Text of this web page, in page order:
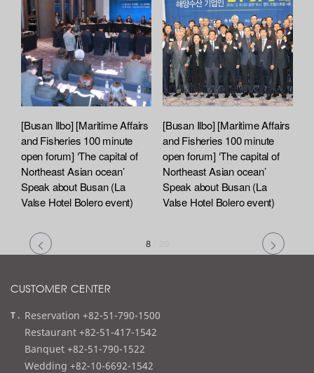
[Busan Ilbo] [Maritime Affairs
and Fisheries 100 minute
open forum] ‘The capital of
Northeast Asian ocean’
Speak about Busan (La
Valse Hotel Bolero event)
[Busan Ilbo] [Maritime Affairs
and Fisheries 100 minute
open forum] ‘The capital of
Northeast Asian ocean’
Speak about Busan (La
Valse Hotel Bolero event)
8/
CUSTOMER CENTER
t
e
l
Reservation +82-51-790-1500
Restaurant +82-51-417-1542
Banquet +82-51-790-1522
Wedding +82-10-6692-1542